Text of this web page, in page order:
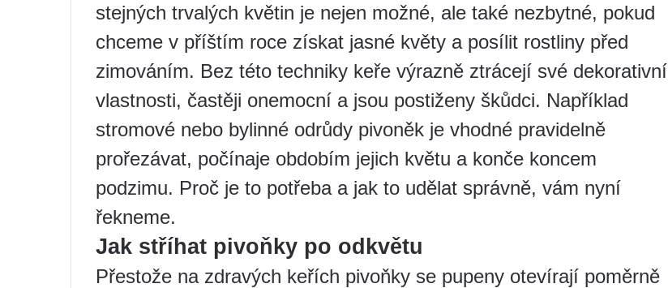
stejných trvalých květin je nejen možné, ale také nezbytné, pokud
chceme v příštím roce získat jasné květy a posílit rostliny před
zimováním. Bez této techniky keře výrazně ztrácejí své dekorativní
vlastnosti, častěji onemocní a jsou postiženy škůdci. Například
stromové nebo bylinné odrůdy pivoněk je vhodné pravidelně
prořezávat, počínaje obdobím jejich květu a konče koncem
podzimu. Proč je to potřeba a jak to udělat správně, vám nyní
řekneme.
Jak stříhat pivoňky po odkvětu
Přestože na zdravých keřích pivoňky se pupeny otevírají poměrně